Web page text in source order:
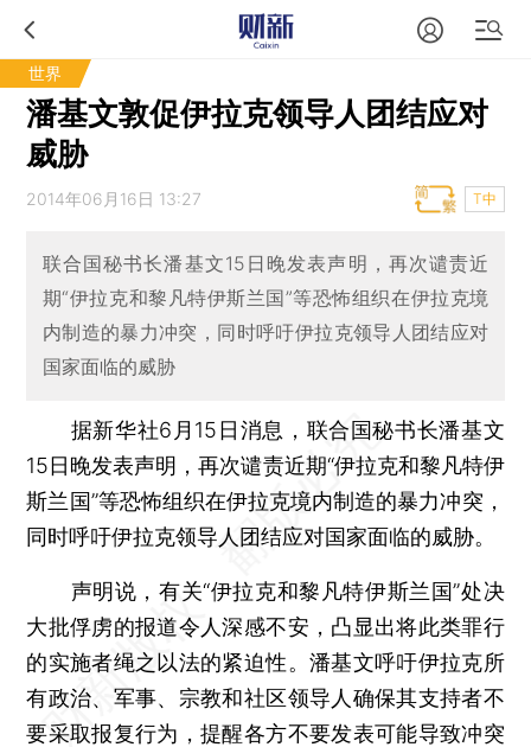
世界
潘基文敦促伊拉克领导人团结应对
威胁
2014年06月16日 13:27 T中
联合国秘书长潘基文15日晚发表声明，再次谴责近
期“伊拉克和黎凡特伊斯兰国”等恐怖组织在伊拉克境
内制造的暴力冲突，同时呼吁伊拉克领导人团结应对
国家面临的威胁
据新华社6月15日消息，联合国秘书长潘基文
15日晚发表声明，再次谴责近期“伊拉克和黎凡特伊
斯兰国”等恐怖组织在伊拉克境内制造的暴力冲突，
同时呼吁伊拉克领导人团结应对国家面临的威胁。
声明说，有关“伊拉克和黎凡特伊斯兰国”处决
大批俘虏的报道令人深感不安，凸显出将此类罪行
的实施者绳之以法的紧迫性。潘基文呼吁伊拉克所
有政治、军事、宗教和社区领导人确保其支持者不
要采取报复行为，提醒各方不要发表可能导致冲突